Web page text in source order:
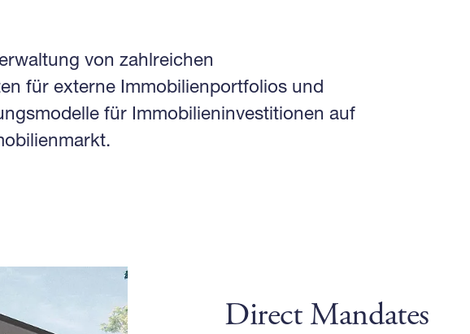
von zahlreichen
für externe Immobilienportfolios und
für Immobilieninvestitionen auf
Direct Mandates